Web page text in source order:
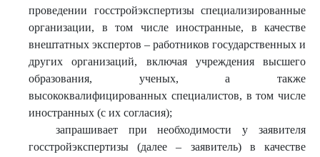
проведении госстройэкспертизы специализированные
организации, в том числе иностранные, в качестве
внештатных экспертов – работников государственных и
других организаций, включая учреждения высшего
образования, ученых, а также
высококвалифицированных специалистов, в том числе
иностранных (с их согласия);
запрашивает при необходимости у заявителя
госстройэкспертизы (далее – заявитель) в качестве